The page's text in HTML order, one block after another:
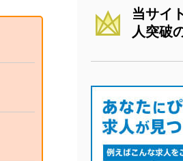
当サイ
人突破